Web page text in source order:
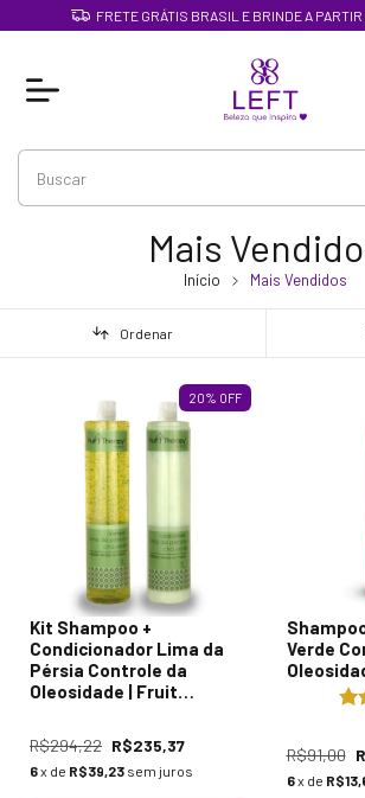
FRETE GRÁTIS BRASIL E BRINDE A
Mais
Início Mais Vendidos
Ordenar
20% OFF
Kit Shampoo +
Condicionador Lima da
Pérsia Controle da
Oleosidade | Fruit
R$294,22 R$235,37
6x de R$39,23 sem juros
Verde
R$91,00
6x de